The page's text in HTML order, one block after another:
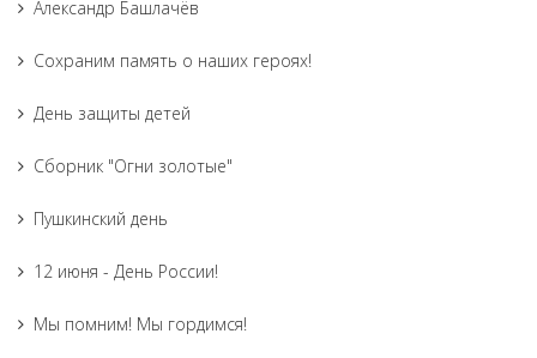
Александр Башлачёв
Сохраним память о наших героях!
День защиты детей
Сборник "Огни золотые"
Пушкинский день
12 июня - День России!
Мы помним! Мы гордимся!